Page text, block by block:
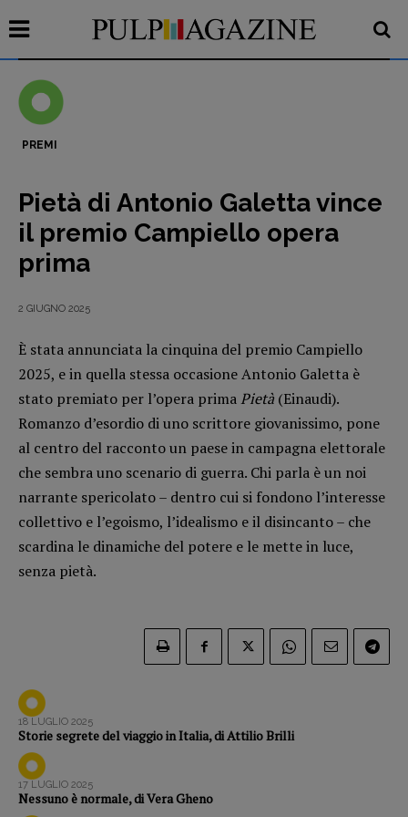
Recensioni
Primo Piano
Interviste
RUBRICHE
Fumetti
Libro & Film
Pulp for kids
Opera prima
DOSSIER
12 dicembre
Blade Runner 40
Editoria
Intelligenza Artificiale
Pasolini 1922-2022
Psichedelia
Stranimondi
Tornare a Ballard
Vampirismi
PREMI
Pietà di Antonio Galetta vince
il premio Campiello opera
prima
2 GIUGNO 2025
È stata annunciata la cinquina del premio Campiello
2025, e in quella stessa occasione Antonio Galetta è
stato premiato per l’opera primaPietà (Einaudi).
Romanzo d’esordio di uno scrittore giovanissimo, pone
al centro del racconto un paese in campagna elettorale
che sembra uno scenario di guerra. Chi parla è un noi
narrante spericolato – dentro cui si fondono l’interesse
collettivo e l’egoismo, l’idealismo e il disincanto – che
scardina le dinamiche del potere e le mette in luce,
senza pietà.
18 LUGLIO 2025
Storie segrete del viaggio in Italia, di Attilio Brilli
17 LUGLIO 2025
Nessuno è normale, di Vera Gheno